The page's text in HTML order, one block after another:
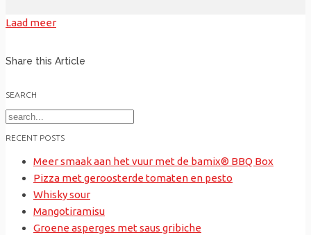
Laad meer
Share this Article
SEARCH
Search
RECENT POSTS
Meer smaak aan het vuur met de bamix® BBQ Box
Pizza met geroosterde tomaten en pesto
Whisky sour
Mangotiramisu
Groene asperges met saus gribiche